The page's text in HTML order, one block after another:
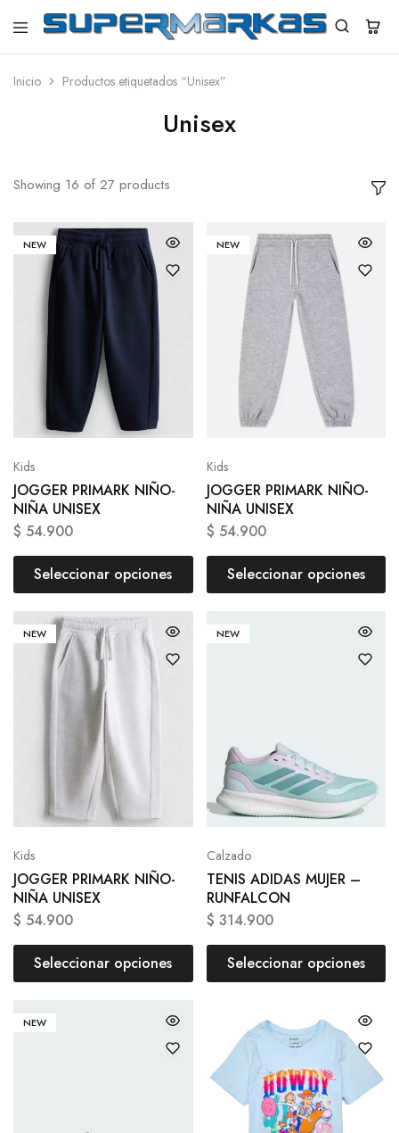
SuperMarkas
Ropa
con
Inicio Productos etiquetados “Unisex”
Unisex
Showing 16 of 27 products
NEW
Kids
JOGGER PRIMARK NIÑO-
NIÑA UNISEX
$ 54.900
Seleccionar opciones
NEW
Kids
JOGGER PRIMARK NIÑO-
NIÑA UNISEX
$ 54.900
Seleccionar opciones
NEW
Kids
JOGGER PRIMARK NIÑO-
NIÑA UNISEX
$ 54.900
Seleccionar opciones
NEW
Calzado
TENIS ADIDAS MUJER –
RUNFALCON
$ 314.900
Seleccionar opciones
NEW